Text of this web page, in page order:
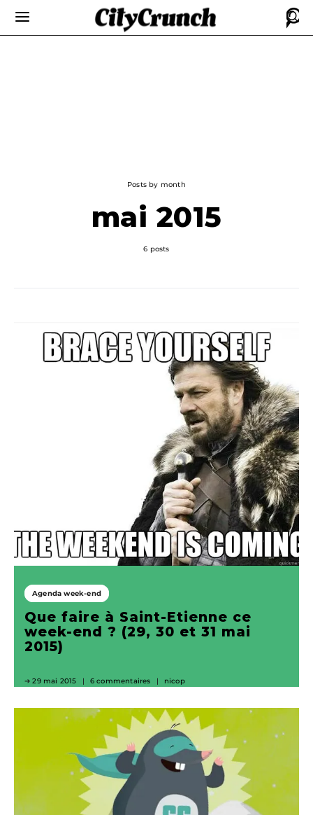
Posts by month
mai 2015
6 posts
Agenda week-end
Que faire à Saint-Etienne ce
week-end ? (29, 30 et 31 mai
2015)
29 mai 2015 6 commentaires nicop